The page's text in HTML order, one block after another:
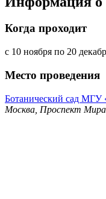
Когда проходит
с 10 ноября по 20
Место проведения
Ботанический сад МГУ
Москва, Проспект